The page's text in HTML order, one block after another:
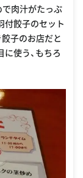
で肉汁がたっぷ
付餃子のセット
子のお店だと
使う、もちろ